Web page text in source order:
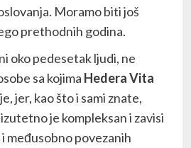
Moramo biti još
prethodnih godina.
oko pedesetak ljudi, ne
sa kojima Hedera Vita
jer, kao što i sami znate,
je kompleksan i zavisi
međusobno povezanih